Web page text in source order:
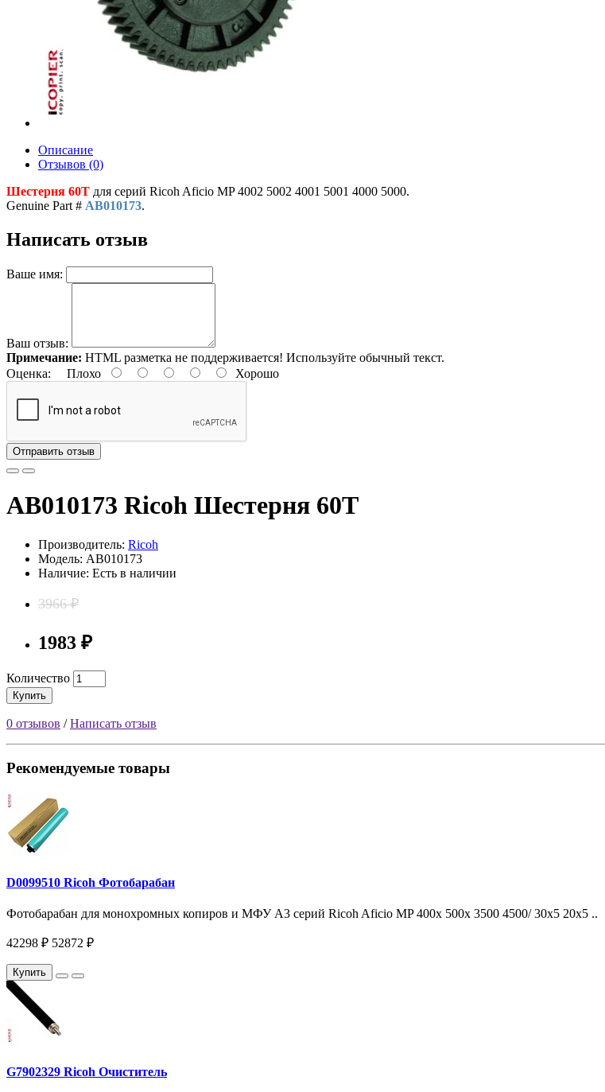
Описание
Отзывов (0)
Шестерня 60T для серий Ricoh Aficio MP 4002 5002 4001 5001 4000 5000.
Genuine Part # AB010173.
Написать отзыв
Ваше имя:
Ваш отзыв:
Примечание: HTML разметка не поддерживается! Используйте обычный текст.
Оценка: Плохо Хорошо
Отправить отзыв
AB010173 Ricoh Шестерня 60T
Производитель: Ricoh
Модель: AB010173
Наличие: Есть в наличии
3966 ₽
1983 ₽
Количество
Купить
0 отзывов /Написать отзыв
Рекомендуемые товары
D0099510 Ricoh Фотобарабан
Фотобарабан для монохромных копиров и МФУ A3 серий Ricoh Aficio MP 400x 500x 3500 4500/ 30x5 20x5 ..
42298 ₽ 52872 ₽
Купить
G7902329 Ricoh Очиститель